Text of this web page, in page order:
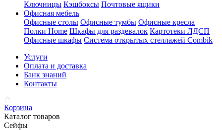
Ключницы Кэшбоксы Почтовые ящики
Офисная мебель
Офисные столы Офисные тумбы Офисные кресла
Полки Home Шкафы для раздевалок Картотеки ЛДСП
Офисные шкафы Система открытых стеллажей Combik
Услуги
Оплата и доставка
Банк знаний
Контакты
Корзина
Каталог товаров
Сейфы